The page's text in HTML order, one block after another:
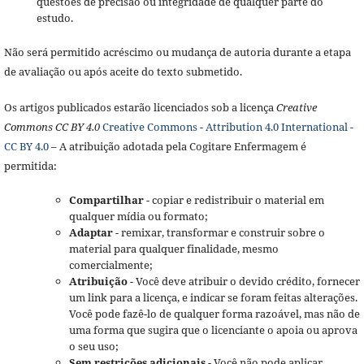
estudo.
Não será permitido acréscimo ou mudança de autoria durante a etapa
de avaliação ou após aceite do texto submetido.
Os artigos publicados estarão licenciados sob a licençaCreative
Commons CC BY 4.0Creative Commons - Attribution 4.0 International -
CC BY 4.0– A atribuição adotada pela Cogitare Enfermagem é
permitida:
Compartilhar- copiar e redistribuir o material em
qualquer mídia ou formato;
Adaptar- remixar, transformar e construir sobre o
material para qualquer finalidade, mesmo
comercialmente;
Atribuição- Você deve atribuir o devido crédito, fornecer
um link para a licença, e indicar se foram feitas alterações.
Você pode fazê-lo de qualquer forma razoável, mas não de
uma forma que sugira que o licenciante o apoia ou aprova
o seu uso;